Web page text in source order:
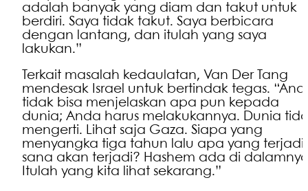
adalah banyak yang diam dan takut untuk
berdiri. Saya tidak takut. Saya berbicara
dengan lantang, dan itulah yang saya
lakukan.”
Terkait masalah kedaulatan, Van Der Tang
mendesak Israel untuk bertindak tegas.
tidak bisa menjelaskan apa pun kepada
dunia; Anda harus melakukannya. Dunia
mengerti. Lihat saja Gaza. Siapa yang
menyangka tiga tahun lalu apa yang terjadi
sana akan terjadi? Hashem ada di
Itulah yang kita lihat sekarang.”